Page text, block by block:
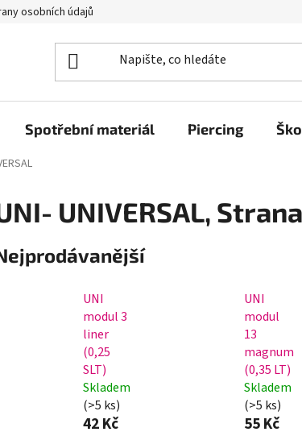
osobních údajů
Spotřební materiál Piercing
UNIVERSAL,
UNI
modul 3
liner
(0,25
SLT)
Skladem
(>5 ks)
42 Kč
UNI
modul
13
magnum
(0,35 LT)
Skladem
(>5 ks)
55 Kč